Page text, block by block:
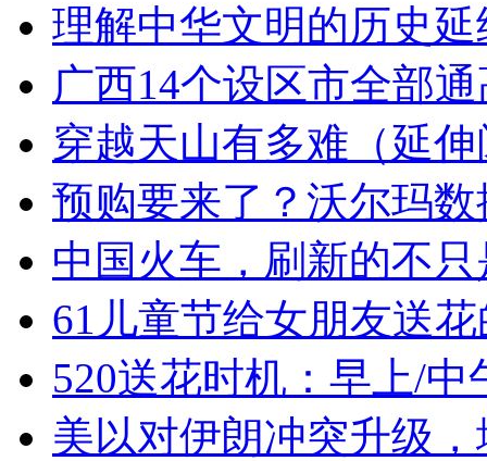
理解中华文明的历史延
广西14个设区市全部
穿越天山有多难（延
预购要来了？沃尔玛
中国火车，刷新的不
61儿童节给女朋友送
520送花时机：早上/
美以对伊朗冲突升级